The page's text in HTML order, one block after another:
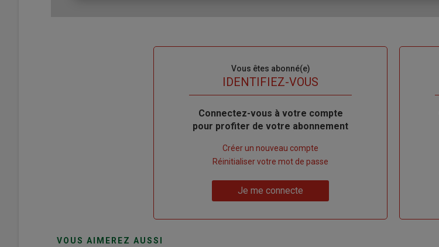
Vous êtes abonné(e)
IDENTIFIEZ-VOUS
Body
Connectez-vous à votre compte
pour profiter de votre abonnement
compte"
Créer un nouveau compte
Réinitialiser votre mot de passe
Je me connecte
VOUS AIMEREZ AUSSI